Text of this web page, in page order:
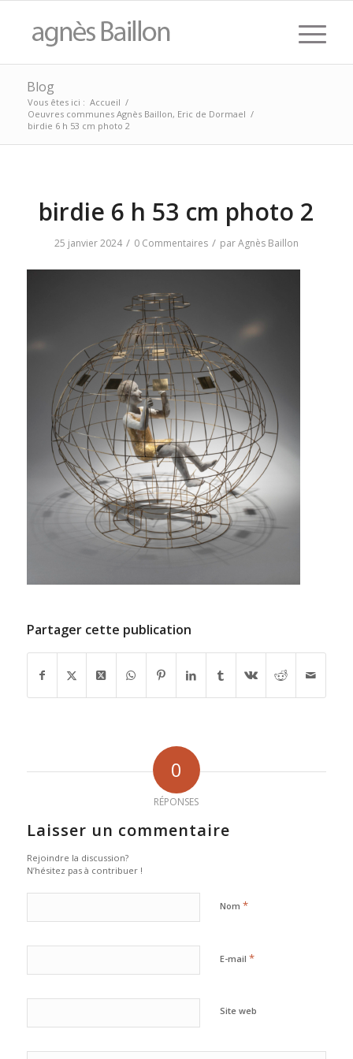
Blog
Vous êtes ici : Accueil /
Oeuvres communes Agnès Baillon, Eric de Dormael /
birdie 6 h 53 cm photo 2
birdie 6 h 53 cm photo 2
25 janvier 2024 / 0 Commentaires / parAgnès Baillon
Partager cette publication
0
RÉPONSES
Laisser un commentaire
Rejoindre la discussion?
N’hésitez pas à contribuer !
Nom *
E-mail *
Site web